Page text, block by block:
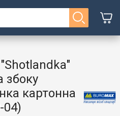
збоку
картонна
04)